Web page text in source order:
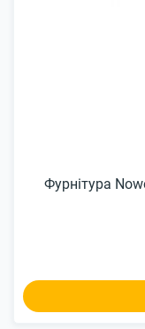
Фурнітура